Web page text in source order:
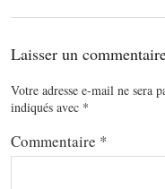
Laisser un
Votre adresse e-mail ne sera
indiqués avec *
Commentaire *